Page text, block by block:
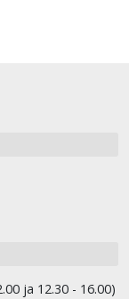
ja 12.30 - 16.00)